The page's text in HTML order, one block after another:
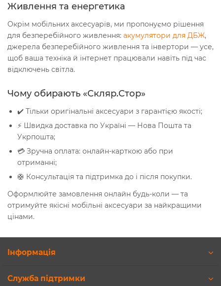
Живлення та енергетика
Окрім мобільних аксесуарів, ми пропонуємо рішення
для безперебійного живлення: акумулятори для ДБЖ,
джерела безперебійного живлення та інвертори — усе,
щоб ваша техніка й інтернет працювали навіть під час
відключень світла.
Чому обирають «Скляр.Стор»
✔️ Тільки оригінальні аксесуари з гарантією якості;
⚡ Швидка доставка по Україні — Нова Пошта та
Укрпошта;
💳 Зручна оплата: онлайн-карткою або при
отриманні;
🛟 Консультація та підтримка до і після покупки.
Оформлюйте замовлення онлайн будь-коли — та
отримуйте якісні мобільні аксесуари за найкращими
цінами.
Інформація
Служба підтримки